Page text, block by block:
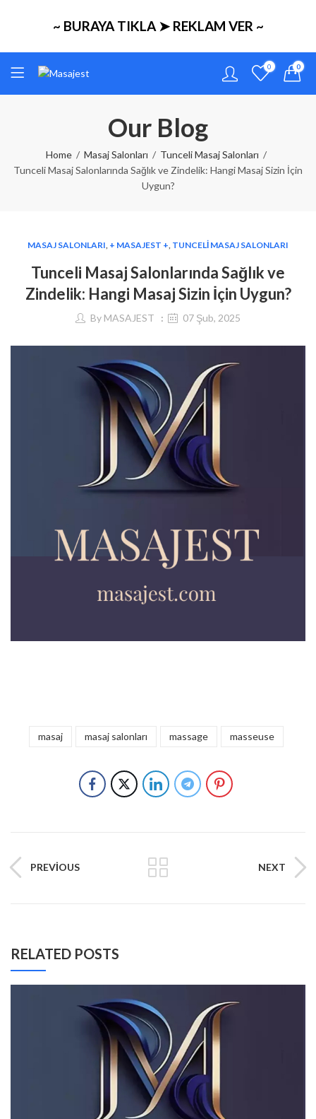
~ BURAYA TIKLA ➤ REKLAM VER ~
0 0
Our Blog
Home Masaj Salonları
Tunceli Masaj Salonları
Tunceli Masaj Salonlarında Sağlık ve Zindelik: Hangi Masaj Sizin İçin
Uygun?
MASAJ SALONLARI, + MASAJEST +, TUNCELI MASAJ SALONLARI
Tunceli Masaj Salonlarında Sağlık ve
Zindelik: Hangi Masaj Sizin İçin Uygun?
By MASAJEST 07 Şub, 2025
masaj masaj salonları massage masseuse
PREVIOUS NEXT
RELATED POSTS